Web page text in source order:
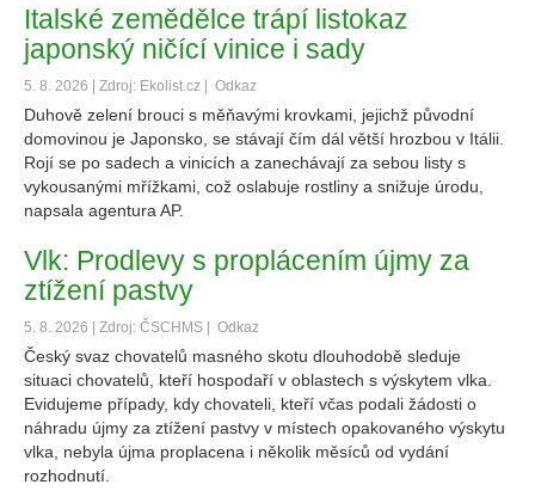
Italské zemědělce trápí listokaz
japonský ničící vinice i sady
5. 8. 2026 | Zdroj: Ekolist.cz | Odkaz
Duhově zelení brouci s měňavými krovkami, jejichž původní
domovinou je Japonsko, se stávají čím dál větší hrozbou v Itálii.
Rojí se po sadech a vinicích a zanechávají za sebou listy s
vykousanými mřížkami, což oslabuje rostliny a snižuje úrodu,
napsala agentura AP.
Vlk: Prodlevy s proplácením újmy za
ztížení pastvy
5. 8. 2026 | Zdroj: ČSCHMS | Odkaz
Český svaz chovatelů masného skotu dlouhodobě sleduje
situaci chovatelů, kteří hospodaří v oblastech s výskytem vlka.
Evidujeme případy, kdy chovateli, kteří včas podali žádosti o
náhradu újmy za ztížení pastvy v místech opakovaného výskytu
vlka, nebyla újma proplacena i několik měsíců od vydání
rozhodnutí.